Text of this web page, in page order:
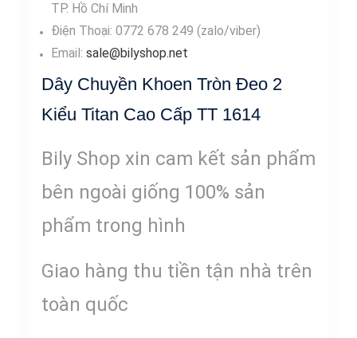
TP. Hồ Chí Minh
Điện Thoại: 0772 678 249 (zalo/viber)
Email: sale@bilyshop.net
Dây Chuyền Khoen Tròn Đeo 2
Kiểu Titan Cao Cấp TT 1614
Bily Shop xin cam kết sản phẩm
bên ngoài giống 100% sản
phẩm trong hình
Giao hàng thu tiền tận nhà trên
toàn quốc